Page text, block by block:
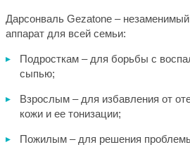
Дарсонваль Gezatone –
аппарат для всей семьи:
Подросткам – для борьбы с
сыпью;
Взрослым – для избавления от
кожи и ее тонизации;
Пожилым – для решения проблемы